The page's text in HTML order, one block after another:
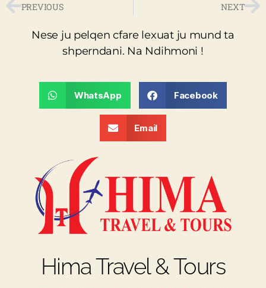
PREVIOUS NEXT
Nese ju pelqen cfare lexuat ju mund ta
shperndani. Na Ndihmoni !
WhatsApp Facebook
Email
Hima Travel & Tours